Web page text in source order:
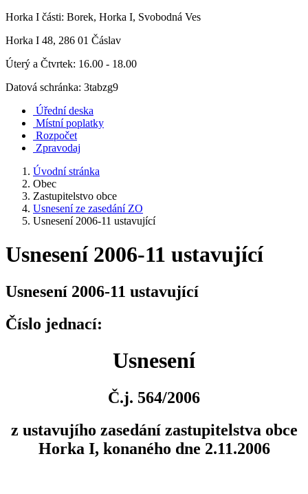
Horka I části: Borek, Horka I, Svobodná Ves
Horka I 48, 286 01 Čáslav
Úterý a Čtvrtek: 16.00 - 18.00
Datová schránka: 3tabzg9
Úřední deska
Místní poplatky
Rozpočet
Zpravodaj
Úvodní stránka
Obec
Zastupitelstvo obce
Usnesení ze zasedání ZO
Usnesení 2006-11 ustavující
Usnesení 2006-11 ustavující
Usnesení 2006-11 ustavující
Číslo jednací:
Usnesení
Č.j. 564/2006
z ustavujího zasedání zastupitelstva obce
Horka I, konaného dne 2.11.2006